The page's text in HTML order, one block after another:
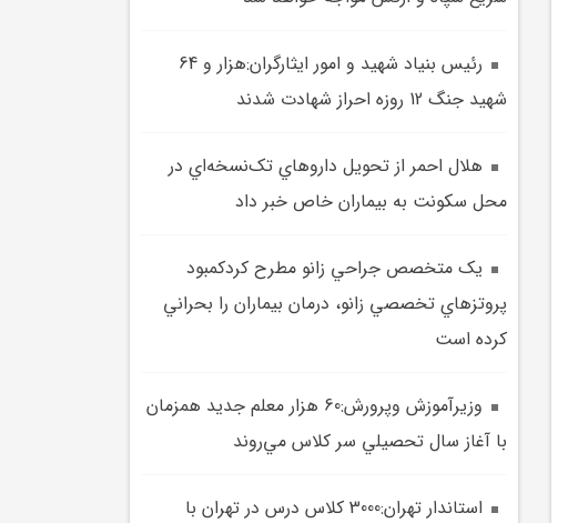
رئيس بنياد شهيد و امور ايثارگران:هزار و 64
شهيد جنگ 12 روزه احراز شهادت شدند
هلال احمر از تحويل داروهاي تک‌نسخه‌اي در
محل سکونت به بيماران خاص خبر داد
يک متخصص جراحي زانو مطرح کردکمبود
پروتزهاي تخصصي زانو، درمان بيماران را بحراني
کرده است
وزيرآموزش وپرورش:60 هزار معلم جديد همزمان
با آغاز سال تحصيلي سر کلاس مي‌روند
استاندار تهران:3000 کلاس درس در تهران با